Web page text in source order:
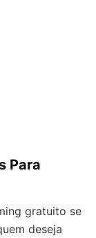
Para
gratuito se
deseja